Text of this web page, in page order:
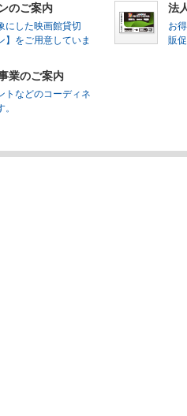
のご案内
にした映画館貸切
】をご用意していま
法
お
販
業のご案内
トなどのコーディネ